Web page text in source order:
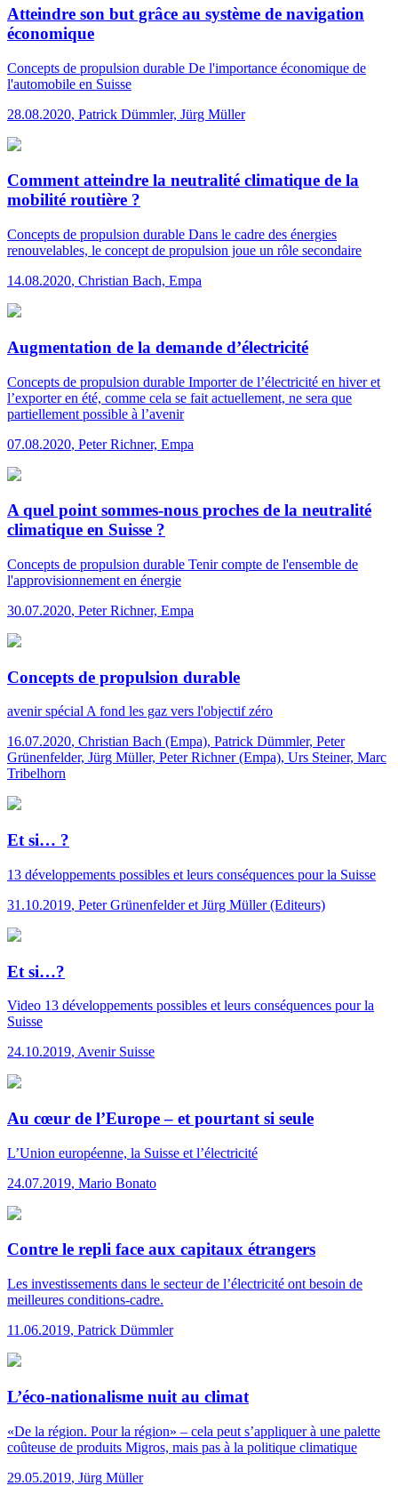
Atteindre son but grâce au système de navigation
économique
Concepts de propulsion durable De l'importance économique de
l'automobile en Suisse
28.08.2020, Patrick Dümmler, Jürg Müller
Comment atteindre la neutralité climatique de la
mobilité routière ?
Concepts de propulsion durable Dans le cadre des énergies
renouvelables, le concept de propulsion joue un rôle secondaire
14.08.2020, Christian Bach, Empa
Augmentation de la demande d’électricité
Concepts de propulsion durable Importer de l’électricité en hiver et
l’exporter en été, comme cela se fait actuellement, ne sera que
partiellement possible à l’avenir
07.08.2020, Peter Richner, Empa
A quel point sommes-nous proches de la neutralité
climatique en Suisse ?
Concepts de propulsion durable Tenir compte de l'ensemble de
l'approvisionnement en énergie
30.07.2020, Peter Richner, Empa
Concepts de propulsion durable
avenir spécialA fond les gaz vers l'objectif zéro
16.07.2020, Christian Bach (Empa), Patrick Dümmler, Peter
Grünenfelder, Jürg Müller, Peter Richner (Empa), Urs Steiner, Marc
Tribelhorn
Et si… ?
13 développements possibles et leurs conséquences pour la Suisse
31.10.2019, Peter Grünenfelder et Jürg Müller (Editeurs)
Et si…?
Video 13 développements possibles et leurs conséquences pour la
Suisse
24.10.2019, Avenir Suisse
Au cœur de l’Europe – et pourtant si seule
L’Union européenne, la Suisse et l’électricité
24.07.2019, Mario Bonato
Contre le repli face aux capitaux étrangers
Les investissements dans le secteur de l’électricité ont besoin de
meilleures conditions-cadre.
11.06.2019, Patrick Dümmler
L’éco-nationalisme nuit au climat
«De la région. Pour la région» – cela peut s’appliquer à une palette
coûteuse de produits Migros, mais pas à la politique climatique
29.05.2019, Jürg Müller